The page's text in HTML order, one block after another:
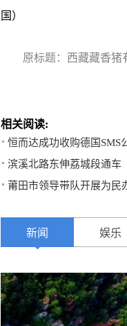
国）
原标题：西藏藏香猪
相关阅读:
恒而达成功收购德国SMS
滨溪北路东伸荔城段通车
莆田市领导带队开展为民
新闻 娱乐